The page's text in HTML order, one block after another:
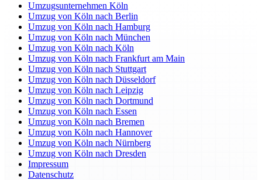
Umzugsunternehmen Köln
Umzug von Köln nach Berlin
Umzug von Köln nach Hamburg
Umzug von Köln nach München
Umzug von Köln nach Köln
Umzug von Köln nach Frankfurt am Main
Umzug von Köln nach Stuttgart
Umzug von Köln nach Düsseldorf
Umzug von Köln nach Leipzig
Umzug von Köln nach Dortmund
Umzug von Köln nach Essen
Umzug von Köln nach Bremen
Umzug von Köln nach Hannover
Umzug von Köln nach Nürnberg
Umzug von Köln nach Dresden
Impressum
Datenschutz